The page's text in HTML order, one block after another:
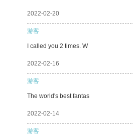
2022-02-20
游客
I called you 2 times. W
2022-02-16
游客
The world's best fantas
2022-02-14
游客